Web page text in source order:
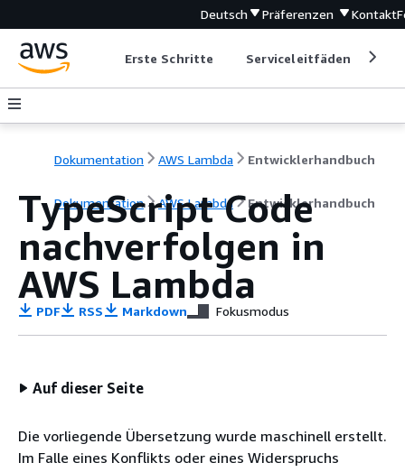
Deutsch Präferenzen Kontakt
Erste Schritte Serviceleitfäden
Dokumentation AWS Lambda Entwicklerhandbuch
Dokumentation AWS Lambda Entwicklerhandbuch
TypeScript Code
nachverfolgen in
AWS Lambda
PDF RSS Markdown Fokusmodus
Auf dieser Seite
Die vorliegende Übersetzung wurde maschinell erstellt.
Im Falle eines Konflikts oder eines Widerspruchs